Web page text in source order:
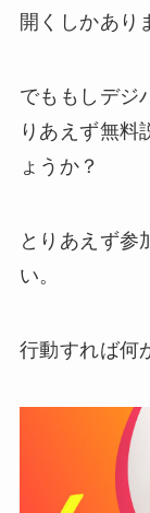
開くしかあり
でももしデジ
りあえず無料
ょうか？
とりあえず参
い。
行動すれば何